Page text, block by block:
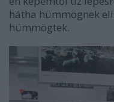
hátha hümmögnek
hümmögtek.